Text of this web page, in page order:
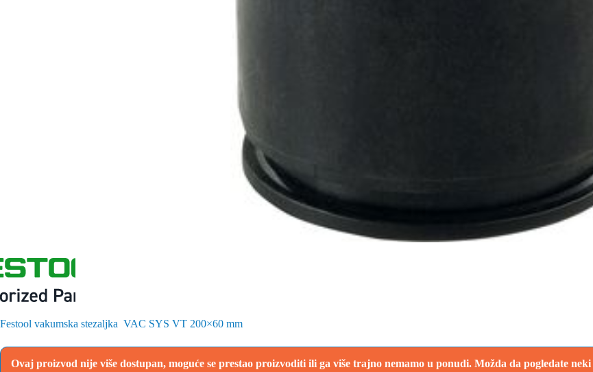
Festool vakumska stezaljka VAC SYS VT 200×60 mm
Ovaj proizvod nije više dostupan, moguće se prestao proizvoditi ili ga više trajno nemamo u ponudi. Možda da pogledate neki